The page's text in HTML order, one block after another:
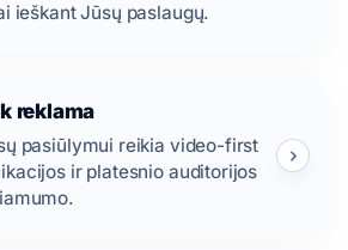
ieškant Jūsų paslaugų.
reklama
pasiūlymui reikia video-first
ir platesnio auditorijos